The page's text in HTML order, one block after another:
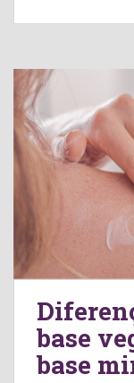
base
base